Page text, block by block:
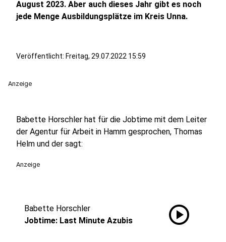
August 2023. Aber auch dieses Jahr gibt es noch
jede Menge Ausbildungsplätze im Kreis Unna.
Veröffentlicht: Freitag, 29.07.2022 15:59
Anzeige
Babette Horschler hat für die Jobtime mit dem Leiter
der Agentur für Arbeit in Hamm gesprochen, Thomas
Helm und der sagt:
Anzeige
Babette Horschler
Jobtime: Last Minute Azubis
play_circle